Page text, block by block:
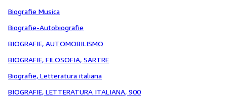
Biografie Musica
Biografie-Autobiografie
BIOGRAFIE, AUTOMOBILISMO
BIOGRAFIE, FILOSOFIA, SARTRE
Biografie, Letteratura italiana
BIOGRAFIE, LETTERATURA ITALIANA, 900